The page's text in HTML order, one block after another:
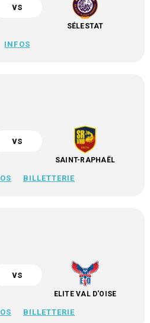
vs
SÉLESTAT
INFOS
vs
SAINT-RAPHAËL
BILLETTERIE
vs
ELITE VAL D'OISE
BILLETTERIE